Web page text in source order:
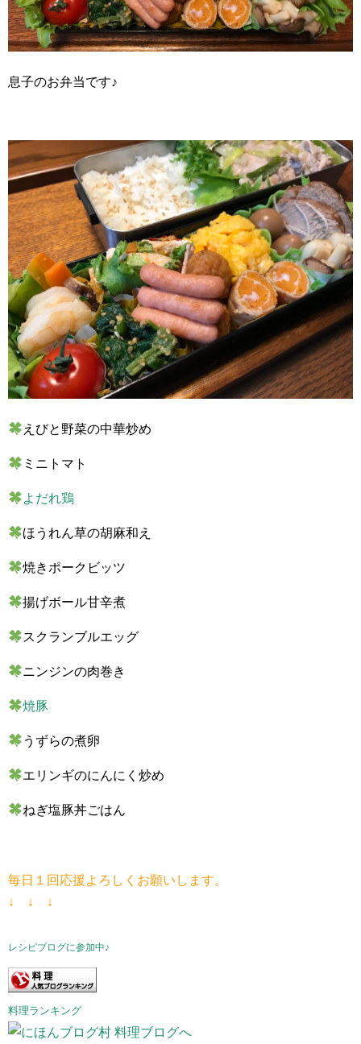
息子のお弁当です♪
えびと野菜の中華炒め
ミニトマト
よだれ鶏
ほうれん草の胡麻和え
焼きポークビッツ
揚げボール甘辛煮
スクランブルエッグ
ニンジンの肉巻き
焼豚
うずらの煮卵
エリンギのにんにく炒め
ねぎ塩豚丼ごはん
毎日１回応援よろしくお願いします。
↓ ↓ ↓
レシピブログに参加中♪
料理ランキング